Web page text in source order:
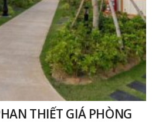
THIẾT GIÁ PHÒNG